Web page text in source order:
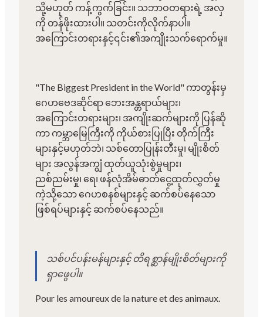
သို့မဟုတ် ကန့်ကွက်ခြင်း။ သဘာဝတရားရဲ့ အလှ
ကို တန်ဖိုးထားပါ။ သတင်းကိုလိုက်နာပါ။
အကြောင်းတရားနှင့်၎င်း၏အကျိုးသက်ရောက်မှု။
"The Biggest President in the World" ကာတွန်းမှ
ဂေဟဗေဒဆိုင်ရာ ဘေးအန္တရာယ်များ၊
အကြောင်းတရားများ၊ အကျိုးဆက်များကို ပြန်ဆို
ကာ ကမ္ဘာမြေကြီးကို ကိုယ်စားပြုပြီး တိုက်ကြီး
များနှင့်မဟုတ်ဘဲ၊ သစ်တောပြုန်းတီးမှု၊ မျိုးစိတ်
များ အလွန်အကျွံ ထုတ်ယူသုံးစွဲမှုများ၊
ညစ်ညမ်းမှု၊ ရေ၊ ဖန်လုံအိမ်ဓာတ်ငွေ့ထုတ်လွှတ်မှု
ကဲ့သို့သော ဂေဟစနစ်များနှင့် ဆက်စပ်နေသော
ဖြစ်ရပ်များနှင့် ဆက်စပ်နေသည်။
သစ်ပင်ပန်းမန်များနှင့် တိရစ္ဆာန်မျိုးစိတ်များကို
ရှာဖွေပါ။
Pour les amoureux de la nature et des animaux.